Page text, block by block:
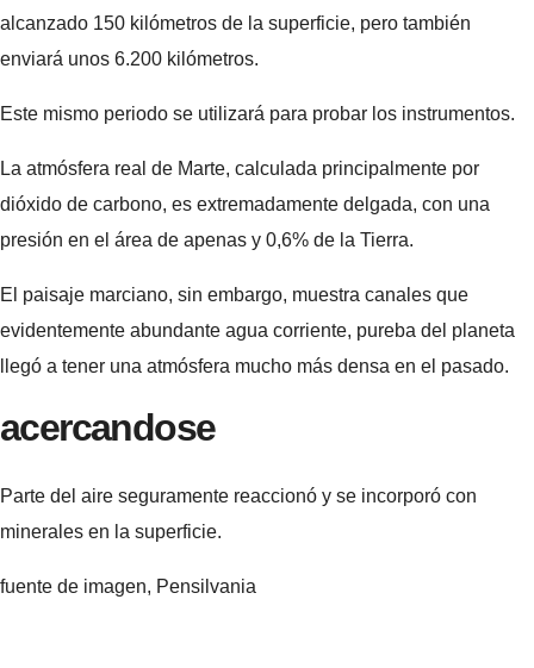
alcanzado 150 kilómetros de la superficie, pero también
enviará unos 6.200 kilómetros.
Este mismo periodo se utilizará para probar los instrumentos.
La atmósfera real de Marte, calculada principalmente por
dióxido de carbono, es extremadamente delgada, con una
presión en el área de apenas y 0,6% de la Tierra.
El paisaje marciano, sin embargo, muestra canales que
evidentemente abundante agua corriente, pureba del planeta
llegó a tener una atmósfera mucho más densa en el pasado.
acercandose
Parte del aire seguramente reaccionó y se incorporó con
minerales en la superficie.
fuente de imagen, Pensilvania